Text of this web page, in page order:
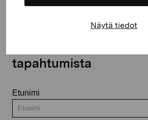
Näytä tiedot
tapahtumista
Etunimi